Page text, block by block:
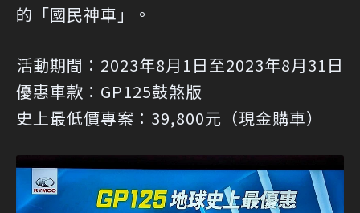
的「國民神車」。
活動期間：2023年8月1日至2023年8月31日
優惠車款：GP125鼓煞版
史上最低價專案：39,800元（現金購車）